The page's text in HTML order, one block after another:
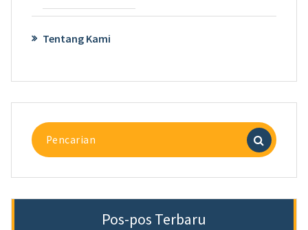
Tentang Kami
Pencarian
untuk:
Pos-pos Terbaru